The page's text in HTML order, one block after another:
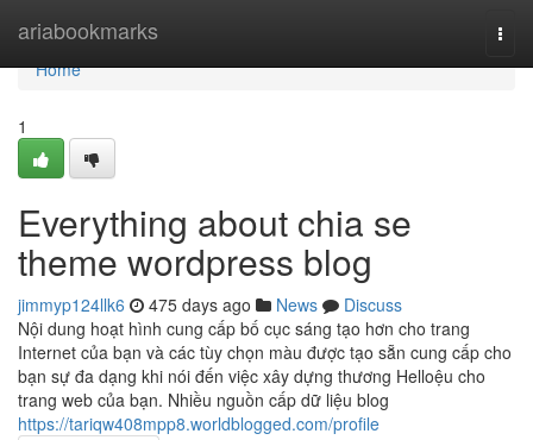
ariabookmarks
Home
Home
1
Everything about chia se
theme wordpress blog
jimmyp124llk6 475 days ago News
Discuss
Nội dung hoạt hình cung cấp bố cục sáng tạo hơn cho trang
Internet của bạn và các tùy chọn màu được tạo sẵn cung cấp cho
bạn sự đa dạng khi nói đến việc xây dựng thương Helloệu cho
trang web của bạn. Nhiều nguồn cấp dữ liệu blog
https://tariqw408mpp8.worldblogged.com/profile